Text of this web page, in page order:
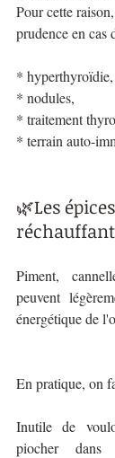
Pour cette
prudence en cas
* hyperthyroïdie,
* nodules,
* traitement
* terrain auto-
🌿Les
Piment,
peuvent
énergétique de
En pratique, on
Inutile de
piocher dans